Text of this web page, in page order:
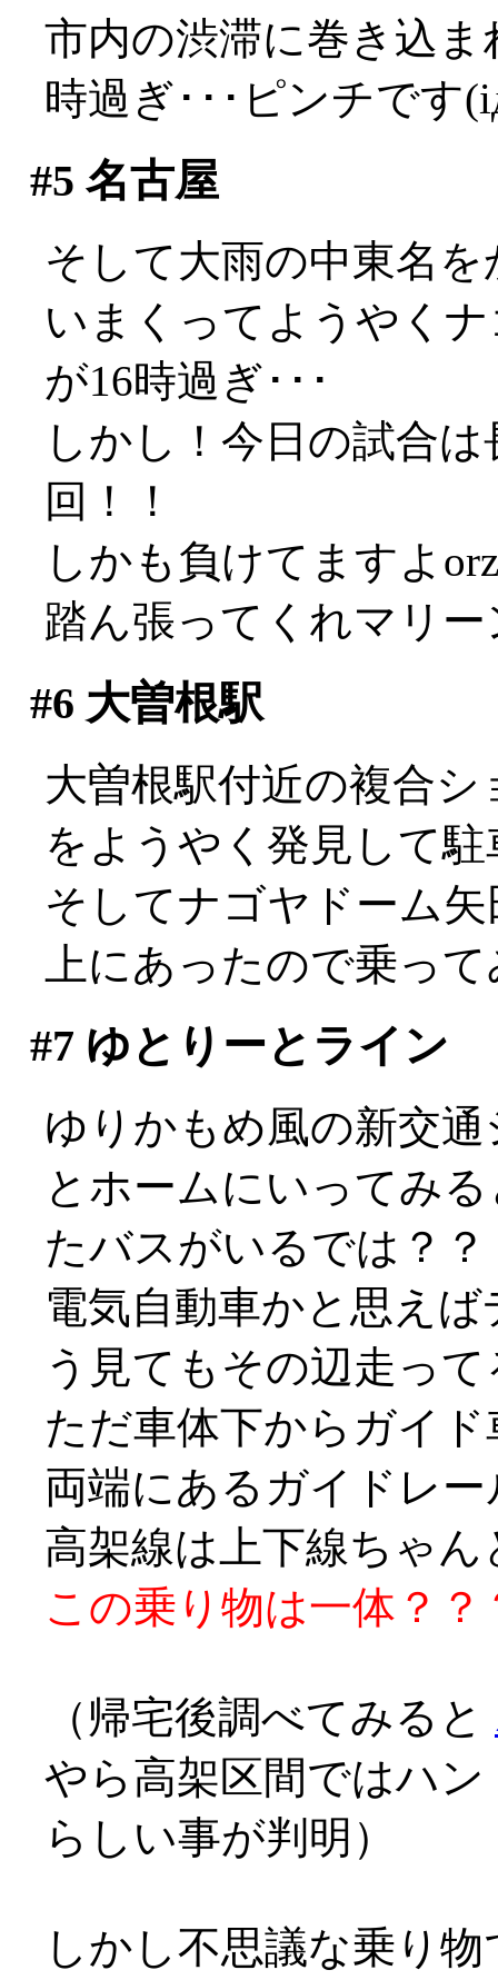
市内の渋滞に巻き込
時過ぎ･･･ピンチです
#5 名古屋
そして大雨の中東名
いまくってようやく
が16時過ぎ･･･
しかし！今日の試合
回！！
しかも負けてますよorz
踏ん張ってくれマリ
#6 大曽根駅
大曽根駅付近の複合
をようやく発見して
そしてナゴヤドーム
上にあったので乗っ
#7 ゆとりーとライン
ゆりかもめ風の新交
とホームにいってみ
たバスがいるでは？？
電気自動車かと思え
う見てもその辺走っ
ただ車体下からガイ
両端にあるガイドレ
高架線は上下線ちゃ
この乗り物は一体？？
（帰宅後調べてみると
やら高架区間ではハ
らしい事が判明）
しかし不思議な乗り